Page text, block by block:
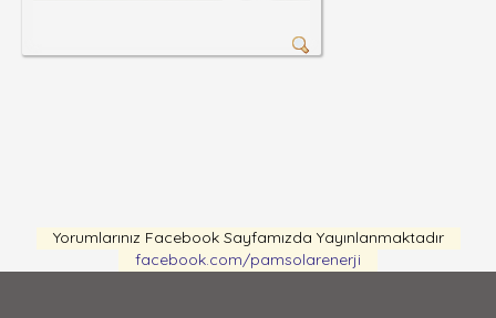
Yorumlarınız Facebook Sayfamızda Yayınlanmaktadır
facebook.com/pamsolarenerji